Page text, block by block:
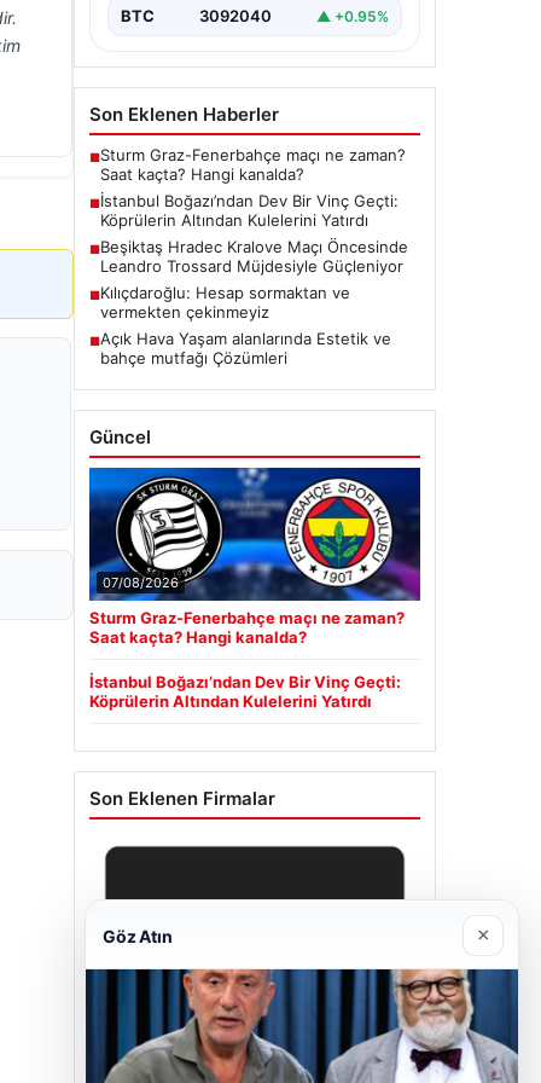
BTC 3092040 ▲ +0.95%
Son Eklenen Haberler
■Sturm Graz-Fenerbahçe maçı ne zaman?
Saat kaçta? Hangi kanalda?
■İstanbul Boğazı’ndan Dev Bir Vinç Geçti:
Köprülerin Altından Kulelerini Yatırdı
■Beşiktaş Hradec Kralove Maçı Öncesinde
Leandro Trossard Müjdesiyle Güçleniyor
■Kılıçdaroğlu: Hesap sormaktan ve
vermekten çekinmeyiz
■Açık Hava Yaşam alanlarında Estetik ve
bahçe mutfağı Çözümleri
Güncel
07/08/2026
Sturm Graz-Fenerbahçe maçı ne zaman?
Saat kaçta? Hangi kanalda?
İstanbul Boğazı’ndan Dev Bir Vinç Geçti:
Köprülerin Altından Kulelerini Yatırdı
Son Eklenen Firmalar
Göz Atın ×